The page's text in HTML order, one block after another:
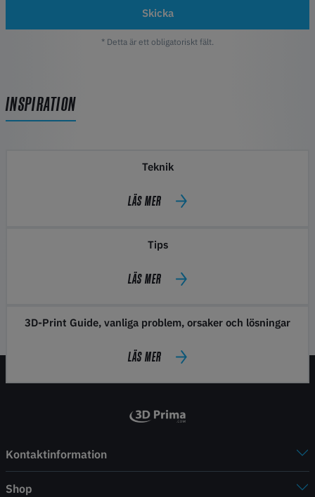
Skicka
* Detta är ett obligatoriskt fält.
INSPIRATION
Teknik
LÄS MER
Tips
LÄS MER
3D-Print Guide, vanliga problem, orsaker och lösningar
LÄS MER
Kontaktinformation
Shop